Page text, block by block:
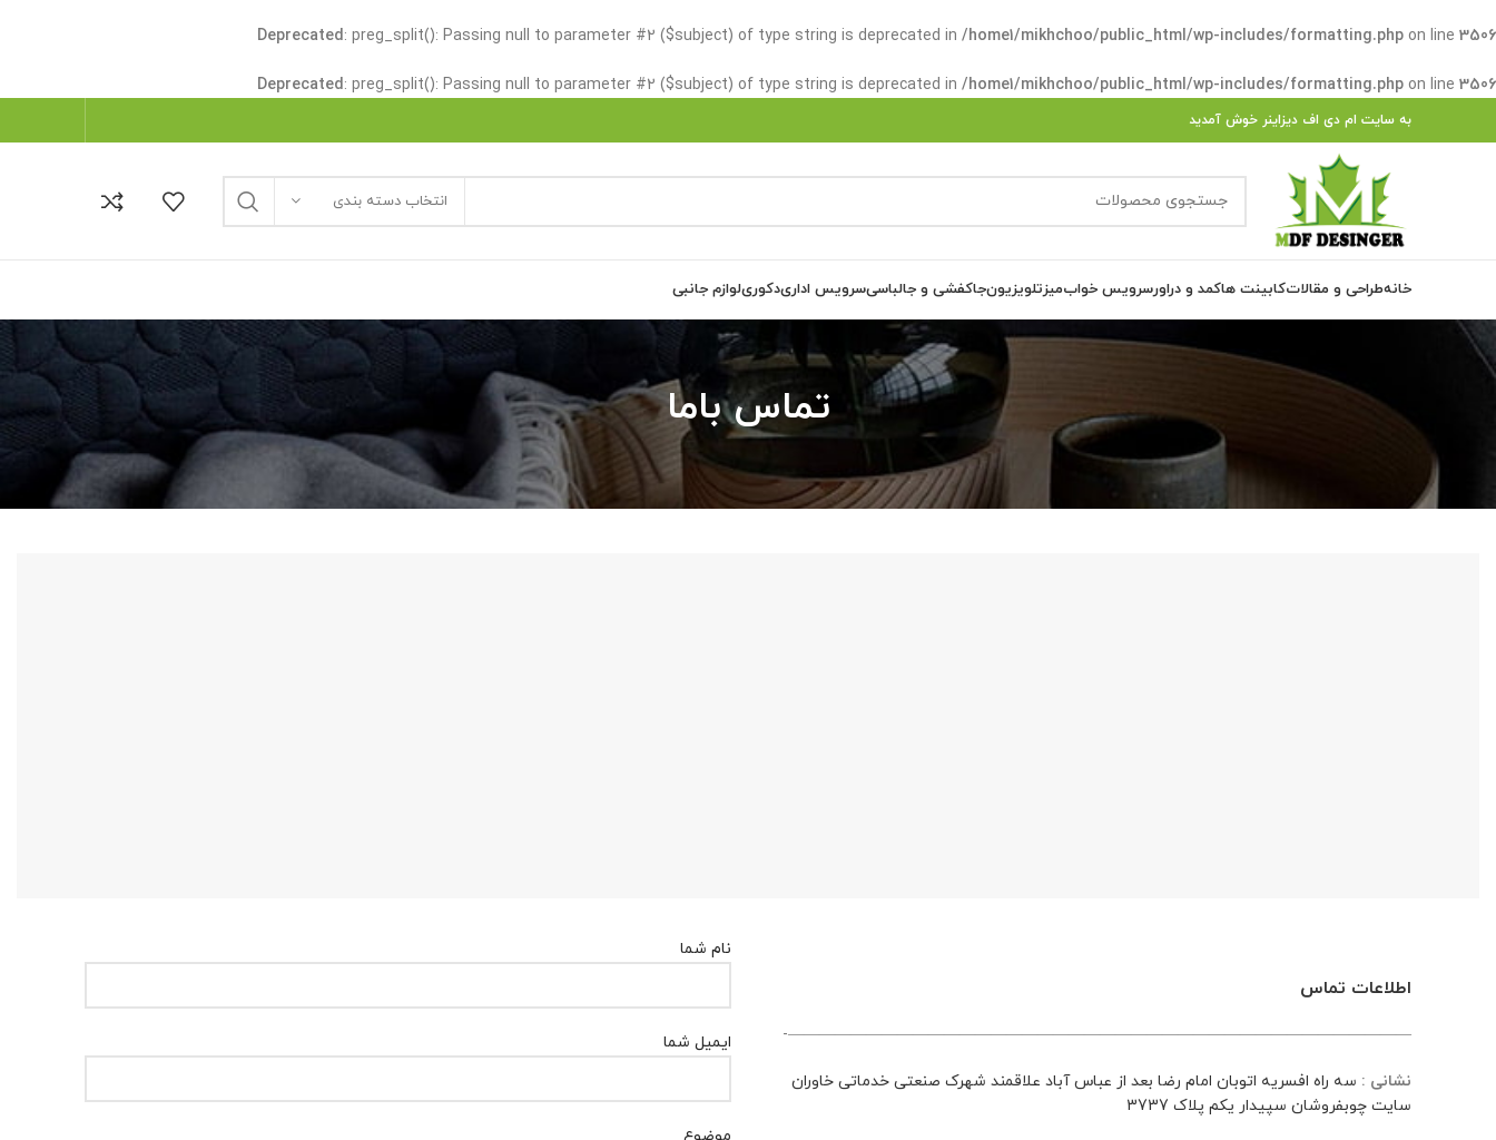
Deprecated: preg_split(): Passing null to parameter #2 ($subject) of type string is deprecated in /home1/mikhchoo/public_html/wp-includes/formatting.php on line 3506
Deprecated: preg_split(): Passing null to parameter #2 ($subject) of type string is deprecated in /home1/mikhchoo/public_html/wp-includes/formatting.php on line 3506
به سایت ام دی اف دیزاینر خوش آمدید
انتخاب دسته بندی
خانهطراحی و مقالاتکابینت هاکمد و دراورسرویس خوابمیزتلویزیونجاکفشی و جالباسیسرویس اداریدکوریلوازم جانبی
تماس باما
نام شما
ایمیل شما
اطلاعات تماس
————————————————————————————————————————-
نشانی : سه راه افسریه اتوبان امام رضا بعد از عباس آباد علاقمند شهرک صنعتی خدماتی خاوران
سایت چوبفروشان سپیدار یکم پلاک 3737